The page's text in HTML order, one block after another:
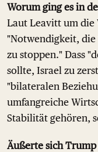
Worum ging es in
Laut Leavitt um die
"Notwendigkeit, die
zu stoppen." Dass
sollte, Israel zu
"bilateralen
umfangreiche
Stabilität gehören,
Äußerte sich